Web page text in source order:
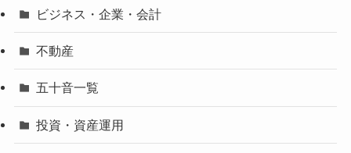
ビジネス・企業・会計
不動産
五十音一覧
投資・資産運用